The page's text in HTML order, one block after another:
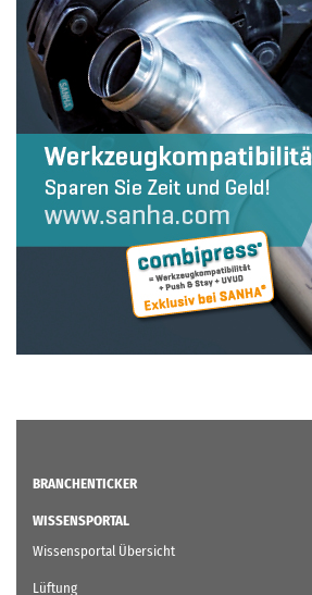
BRANCHENTICKER
WISSENSPORTAL
Wissensportal Übersicht
Lüftung